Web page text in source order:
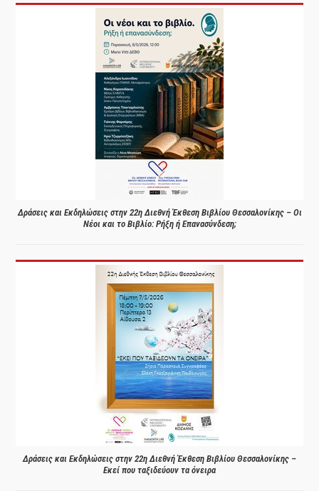
Δράσεις και Εκδηλώσεις στην 22η Διεθνή Έκθεση Βιβλίου Θεσσαλονίκης – Οι
Νέοι και το Βιβλίο: Ρήξη ή Επανασύνδεση;
Δράσεις και Εκδηλώσεις στην 22η Διεθνή Έκθεση Βιβλίου Θεσσαλονίκης –
Εκεί που ταξιδεύουν τα όνειρα